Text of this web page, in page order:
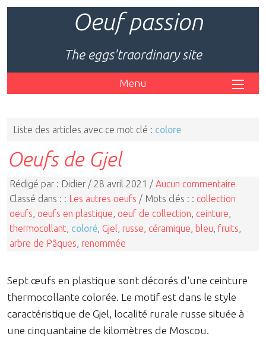
Oeuf passion
The eggs'traordinary site
Menu
Liste des articles avec ce mot clé : colore
Oeufs de Gjel
Rédigé par : Didier / 28 avril 2021 / Aucun commentaire
Classé dans : : Les autres oeufs / Mots clés : : collection
oeufs oeufs en plastique oeuf de collection ceinture
thermocollant coloré Gjel russe céramique bleu fruits
arbre de Pâques renommée
Sept œufs en plastique sont décorés d'une ceinture
thermocollante colorée. Le motif est dans le style
caractéristique de Gjel, localité rurale russe située à
une cinquantaine de kilomètres de Moscou.